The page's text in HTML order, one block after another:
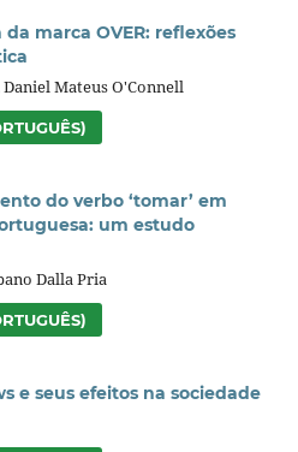
marca OVER: reflexões
Mateus O'Connell
do verbo ‘tomar’ em
um estudo
Dalla Pria
e seus efeitos na sociedade